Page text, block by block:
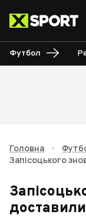
Футбол
Головна •
Запісоцького